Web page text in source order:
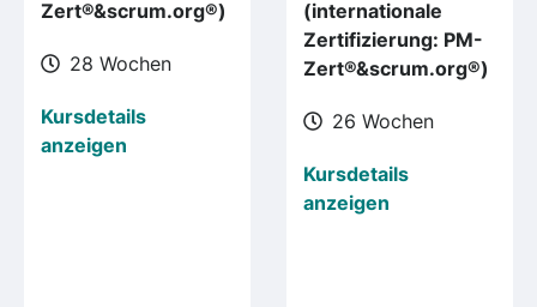
Zert®&scrum.org®)
28 Wochen
Kursdetails
anzeigen
(internationale
Zertifizierung: PM-
Zert®&scrum.org®)
26 Wochen
Kursdetails
anzeigen